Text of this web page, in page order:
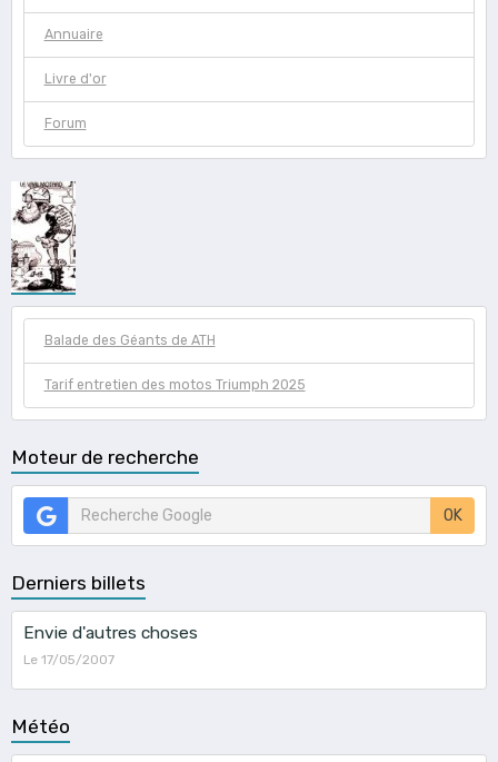
Annuaire
Livre d'or
Forum
Balade des Géants de ATH
Tarif entretien des motos Triumph 2025
Moteur de recherche
OK
Derniers billets
Envie d'autres choses
Le 17/05/2007
Météo